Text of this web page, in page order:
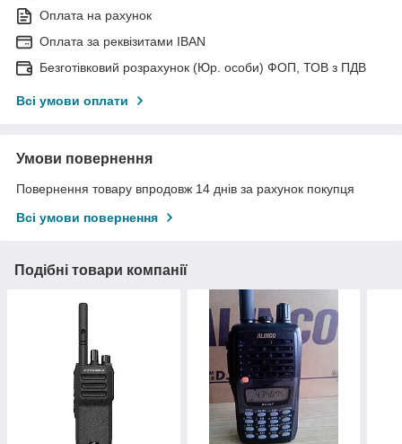
Оплата на рахунок
Оплата за реквізитами IBAN
Безготівковий розрахунок (Юр. особи) ФОП, ТОВ з ПДВ
Всі умови оплати
Умови повернення
Повернення товару впродовж 14 днів за рахунок покупця
Всі умови повернення
Подібні товари компанії